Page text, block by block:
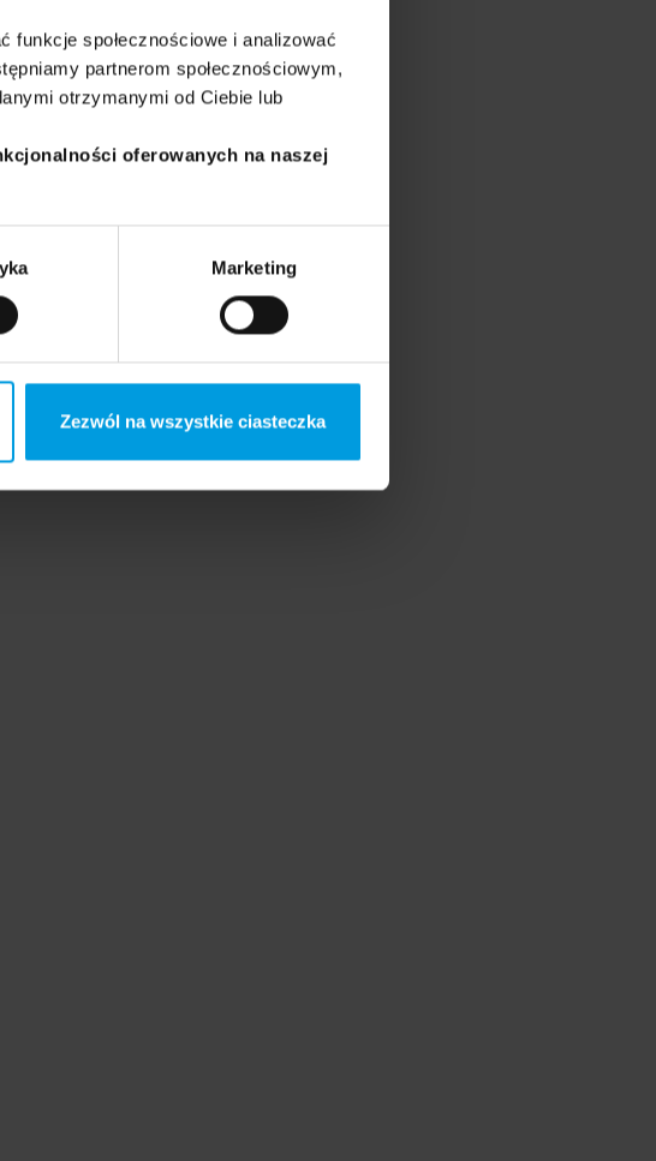
funkcje społecznościowe i analizować
partnerom społecznościowym,
otrzymanymi od Ciebie lub
oferowanych na naszej
Marketing
Zezwól na wszystkie ciasteczka